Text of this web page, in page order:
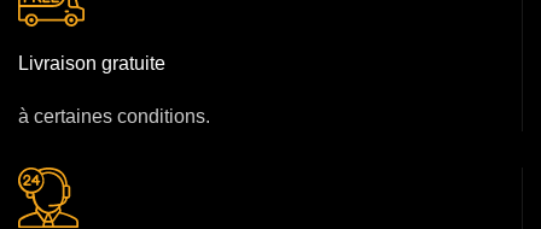
Livraison gratuite
à certaines conditions.